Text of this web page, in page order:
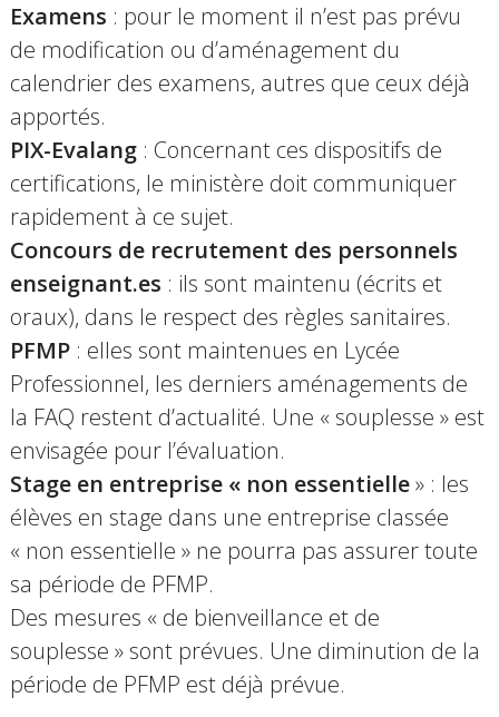
Examens : pour le moment il n’est pas prévu
de modification ou d’aménagement du
calendrier des examens, autres que ceux déjà
apportés.
PIX-Evalang: Concernant ces dispositifs de
certifications, le ministère doit communiquer
rapidement à ce sujet.
Concours de recrutement des personnels
enseignant.es : ils sont maintenu (écrits et
oraux), dans le respect des règles sanitaires.
PFMP: elles sont maintenues en Lycée
Professionnel, les derniers aménagements de
la FAQ restent d’actualité. Une « souplesse » est
envisagée pour l’évaluation.
Stage en entreprise « non essentielle» : les
élèves en stage dans une entreprise classée
« non essentielle » ne pourra pas assurer toute
sa période de PFMP.
Des mesures « de bienveillance et de
souplesse » sont prévues. Une diminution de la
période de PFMP est déjà prévue.